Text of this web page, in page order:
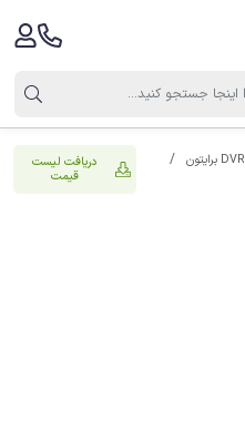
DVR برایتون
دریافت لیست
قیمت